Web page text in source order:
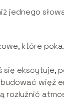
jednego
które
ekscytuje,
więź
rozluźnić